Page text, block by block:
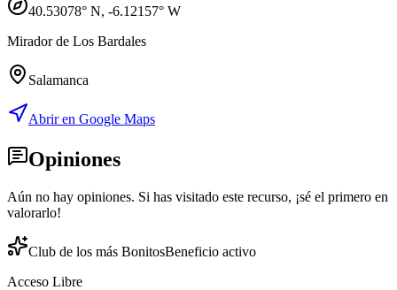
40.53078° N, -6.12157° W
Mirador de Los Bardales
Salamanca
Abrir en Google Maps
Opiniones
Aún no hay opiniones. Si has visitado este recurso, ¡sé el primero en
valorarlo!
Club de los más BonitosBeneficio activo
Acceso Libre